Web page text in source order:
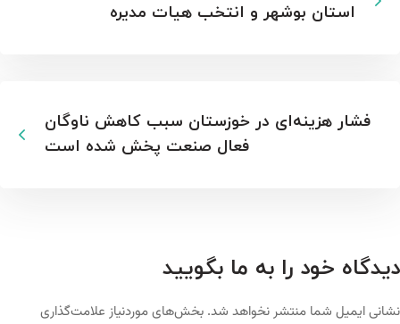
استان بوشهر و انتخب هیات مدیره
فشار هزینه‌ای در خوزستان سبب کاهش ناوگان
فعال صنعت پخش شده است
دیدگاه خود را به ما بگویید
نشانی ایمیل شما منتشر نخواهد شد. بخش‌های موردنیاز علامت‌گذاری